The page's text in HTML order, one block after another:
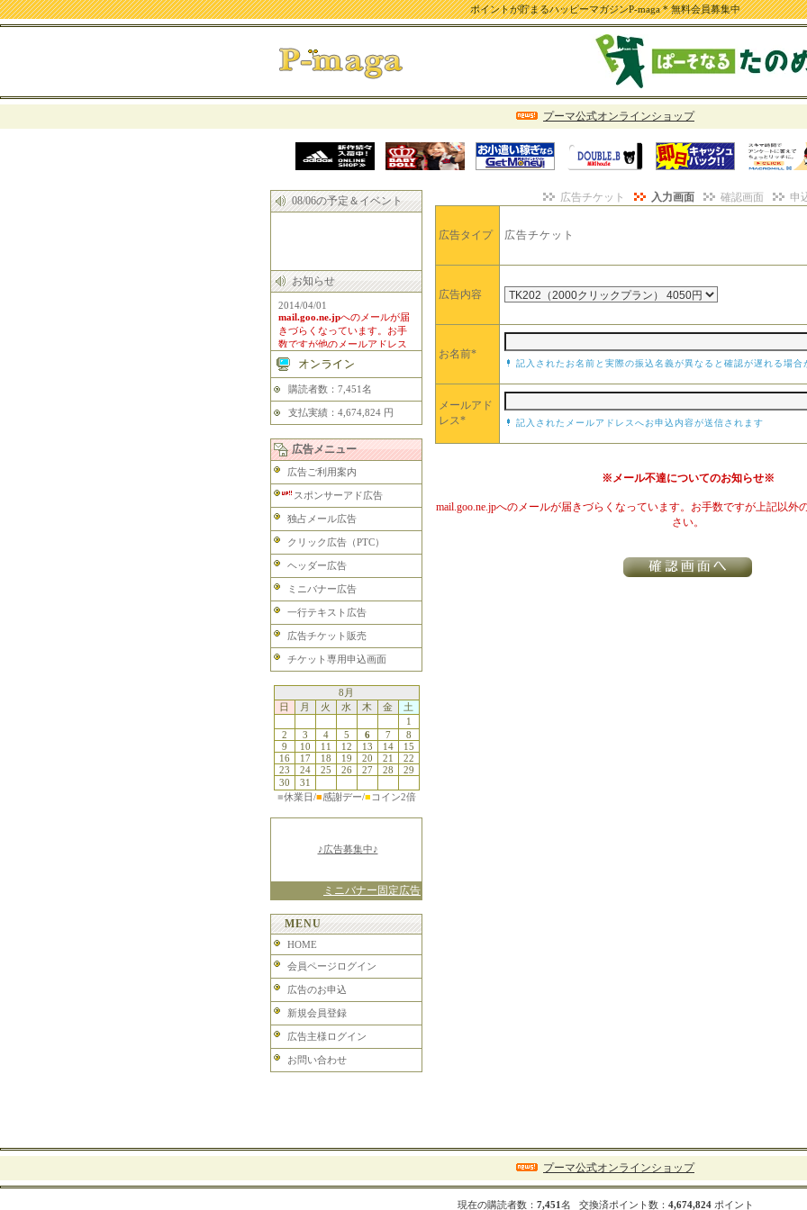
ポイントが貯まるハッピーマガジンP-maga * 無料会員募集中
プーマ公式オンラインショップ
08/06の予定＆イベント
お知らせ
2014/04/01
mail.goo.ne.jpへのメールが届
きづらくなっています。お手
数ですが他のメールアドレス
をご利用下さい。
購読者数：7,451名
支払実績：4,674,824 円
広告メニュー
広告ご利用案内
スポンサーアド広告
独占メール広告
クリック広告（PTC）
ヘッダー広告
ミニバナー広告
一行テキスト広告
広告チケット販売
チケット専用申込画面
8月
日
月 火 水 木 金
土
1
2
3 4 5 6 7
8
9
10 11 12 13 14
15
16
17 18 19 20 21
22
23
24 25 26 27 28
29
30
31
■休業日/■感謝デー/■ コイン2倍
♪広告募集中♪
ミニバナー固定広告
MENU
HOME
会員ページログイン
広告のお申込
新規会員登録
広告主様ログイン
お問い合わせ
広告チケット 入力画面 確認画面 申
広告タイプ 広告チケット
広告内容
お名前*
記入されたお名前と実際の振込名義が異なると確認が遅れる場合
メールアド
レス*
記入されたメールアドレスへお申込内容が送信されます
※メール不達についてのお知らせ※
mail.goo.ne.jpへのメールが届きづらくなっています。お手数ですが上記以外
さい。
プーマ公式オンラインショップ
現在の購読者数： 7,451名 交換済ポイント数： 4,674,824ポイント